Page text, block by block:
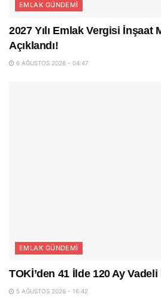
EMLAK GÜNDEMI
2027 Yılı Emlak Vergisi İnşaat
Açıklandı!
6 AĞUSTOS 2026 - 04:47
EMLAK GÜNDEMI
TOKİ’den 41 İlde 120 Ay Vadeli
5 AĞUSTOS 2026 - 16:42